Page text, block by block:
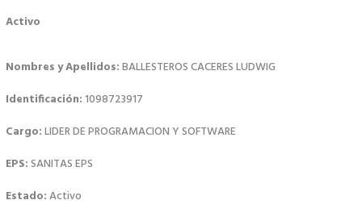
Activo
Nombres y Apellidos:BALLESTEROS CACERES LUDWIG
Identificación:1098723917
Cargo:LIDER DE PROGRAMACION Y SOFTWARE
EPS:SANITAS EPS
Estado:Activo